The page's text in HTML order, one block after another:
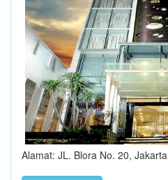
Alamat: JL. Blora No. 20, Jakarta